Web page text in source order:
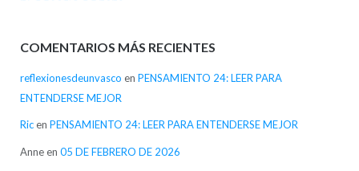
COMENTARIOS MÁS RECIENTES
reflexionesdeunvasco en PENSAMIENTO 24: LEER PARA
ENTENDERSE MEJOR
Ricen PENSAMIENTO 24: LEER PARA ENTENDERSE MEJOR
Anneen 05 DE FEBRERO DE 2026